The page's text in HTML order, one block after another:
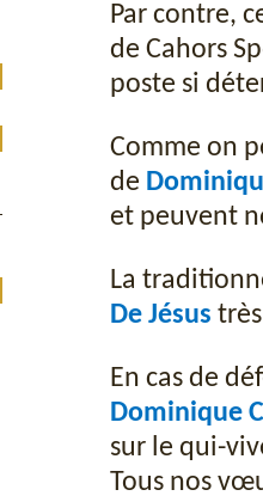
Par contre,
de Cahors
poste si
Comme on
de
et peuvent
La
De Jésus
En cas de
Dominique
sur le qui-
Tous nos